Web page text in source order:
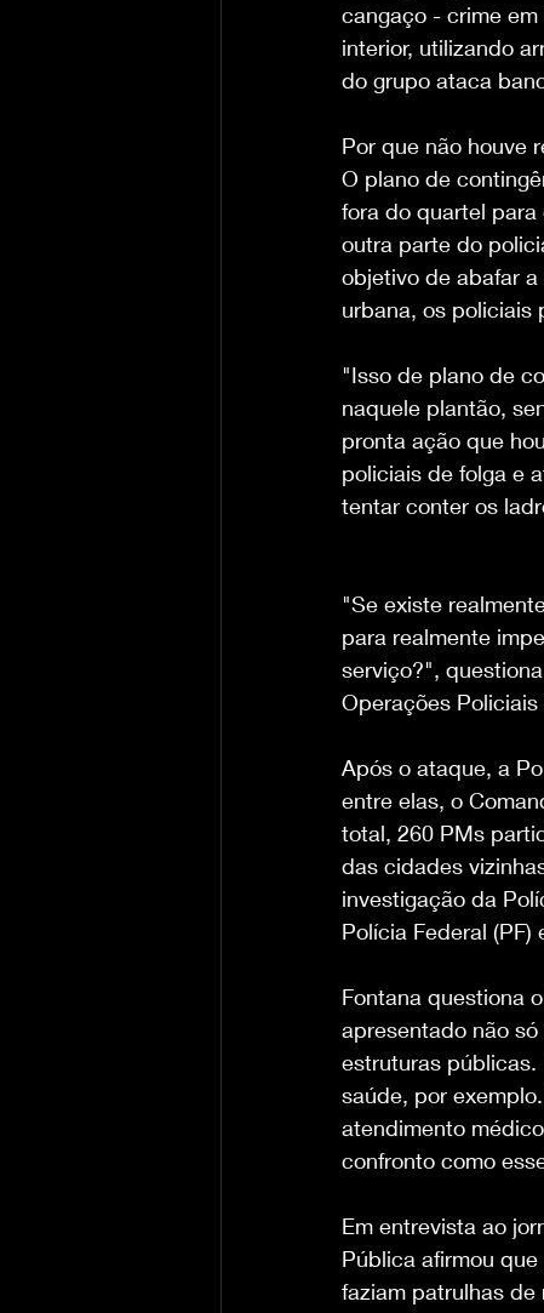
cangaço - crime
interior, utilizando
do grupo ataca
Por que não houve
O plano de
fora do quartel
outra parte do
objetivo de abafar
urbana, os policiais
"Isso de plano de
naquele plantão,
pronta ação que
policiais de folga e
tentar conter os
"Se existe
para realmente
serviço?",
Operações
Após o ataque, a
entre elas, o
total, 260 PMs
das cidades
investigação da
Polícia Federal (PF)
Fontana questiona
apresentado não
estruturas
saúde, por
atendimento
confronto como
Em entrevista ao
Pública afirmou
faziam patrulhas